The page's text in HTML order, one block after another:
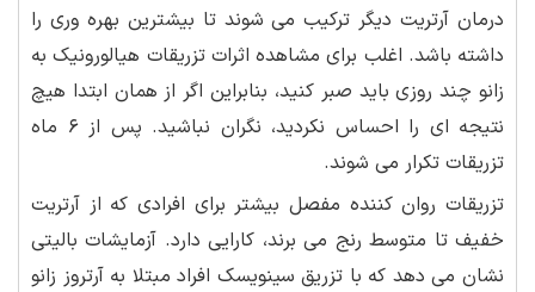
درمان آرتریت دیگر ترکیب می شوند تا بیشترین بهره وری را
داشته باشد. اغلب برای مشاهده اثرات تزریقات هیالورونیک به
زانو چند روزی باید صبر کنید، بنابراین اگر از همان ابتدا هیچ
نتیجه ای را احساس نکردید، نگران نباشید. پس از ۶ ماه
تزریقات تکرار می شوند.
تزریقات روان کننده مفصل بیشتر برای افرادی که از آرتریت
خفیف تا متوسط رنج می برند، کارایی دارد. آزمایشات بالیتی
نشان می دهد که با تزریق سینویسک افراد مبتلا به آرتروز زانو